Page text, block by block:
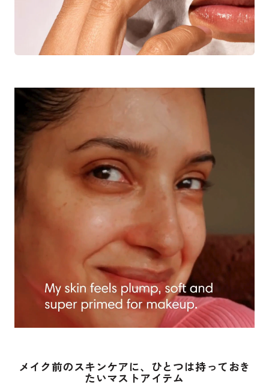
メイク前のスキンケアに、ひとつは持っておき
たいマストアイテム